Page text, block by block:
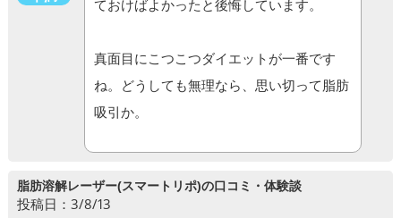
ておけばよかったと後悔しています。
真面目にこつこつダイエットが一番です
ね。どうしても無理なら、思い切って脂肪
吸引か。
脂肪溶解レーザー(スマートリポ)の口コミ・体験談
投稿日：3/8/13